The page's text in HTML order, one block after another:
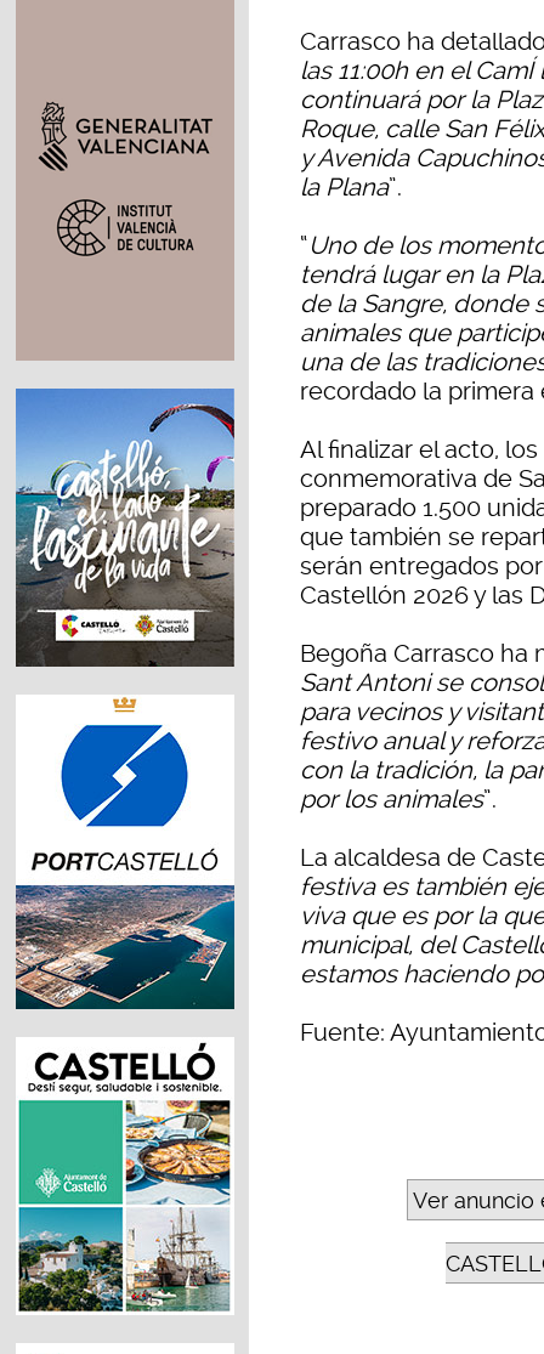
Carrasco ha
las 11:00h en el
continuará por la
Roque, calle San
y Avenida
la Plana”.
“Uno de los
tendrá lugar en la
de la Sangre, donde
animales que
una de las
recordado la primera
Al finalizar el acto,
conmemorativa de
preparado 1.500
que también se
serán entregados
Castellón 2026 y las
Begoña Carrasco ha
Sant Antoni se
para vecinos y
festivo anual y
con la tradición, la
por los animales”.
La alcaldesa de
festiva es también
viva que es por la
municipal, del
estamos haciendo
Fuente:
Ver anuncio